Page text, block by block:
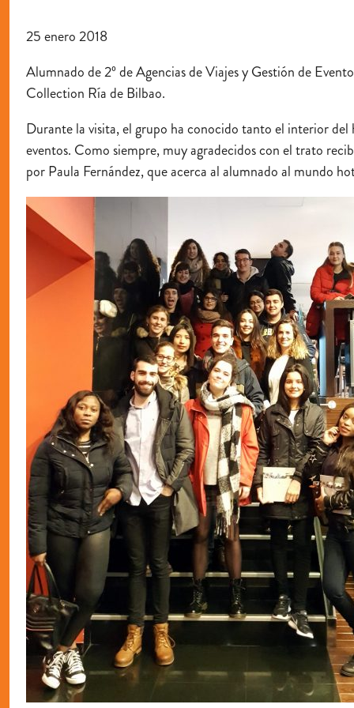
25 enero 2018
Alumnado de 2º de Agencias de Viajes y Gestión de
Collection Ría de Bilbao.
Durante la visita, el grupo ha conocido tanto el interior
eventos. Como siempre, muy agradecidos con el trato
por Paula Fernández, que acerca al alumnado al mundo